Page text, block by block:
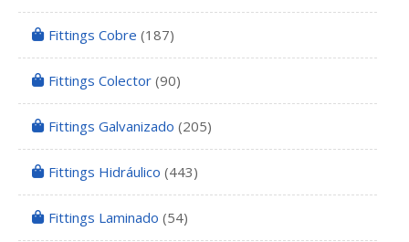
Fittings Cobre (187)
Fittings Colector (90)
Fittings Galvanizado (205)
Fittings Hidráulico (443)
Fittings Laminado (54)